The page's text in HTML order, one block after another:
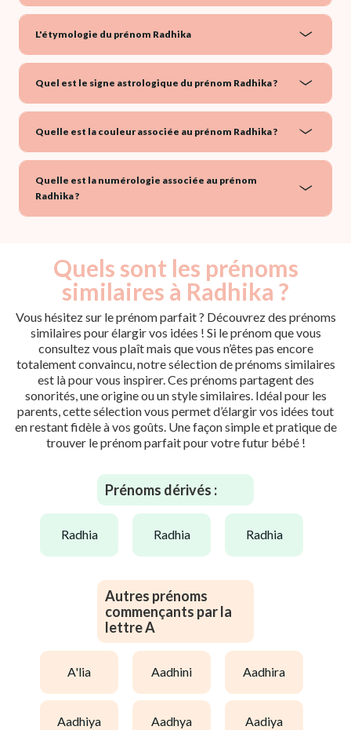
L'étymologie du prénom Radhika
Quel est le signe astrologique du prénom Radhika ?
Quelle est la couleur associée au prénom Radhika ?
Quelle est la numérologie associée au prénom
Radhika ?
Quels sont les prénoms
similaires à Radhika ?
Vous hésitez sur le prénom parfait ? Découvrez des prénoms
similaires pour élargir vos idées ! Si le prénom que vous
consultez vous plaît mais que vous n’êtes pas encore
totalement convaincu, notre sélection de prénoms similaires
est là pour vous inspirer. Ces prénoms partagent des
sonorités, une origine ou un style similaires. Idéal pour les
parents, cette sélection vous permet d’élargir vos idées tout
en restant fidèle à vos goûts. Une façon simple et pratique de
trouver le prénom parfait pour votre futur bébé !
Prénoms dérivés :
radhia radhia radhia
Autres prénoms
commençants par la
lettre A
a'lia aadhini aadhira
aadhiya aadhya aadiya